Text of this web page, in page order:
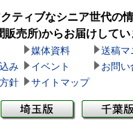
ティブなシニア世代の
販売所)からお届けしてい
媒体資料
送稿マ
み
イベント
お問い
針
サイトマップ